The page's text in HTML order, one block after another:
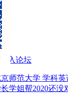
进入论坛
师范大学 学科英
学姐帮2020还